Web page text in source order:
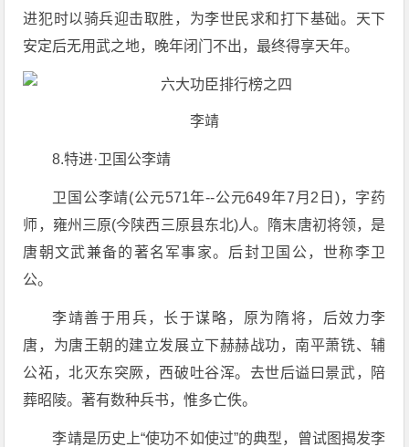
进犯时以骑兵迎击取胜，为李世民求和打下基础。天下
安定后无用武之地，晚年闭门不出，最终得享天年。
李靖
8.特进·卫国公李靖
卫国公李靖(公元571年--公元649年7月2日)，字药
师，雍州三原(今陕西三原县东北)人。隋末唐初将领，是
唐朝文武兼备的著名军事家。后封卫国公，世称李卫
公。
李靖善于用兵，长于谋略，原为隋将，后效力李
唐，为唐王朝的建立发展立下赫赫战功，南平萧铣、辅
公祏，北灭东突厥，西破吐谷浑。去世后谥曰景武，陪
葬昭陵。著有数种兵书，惟多亡佚。
李靖是历史上“使功不如使过”的典型，曾试图揭发李